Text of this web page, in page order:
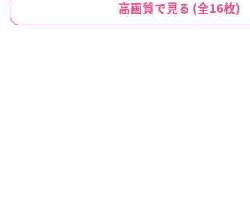
高画質で見る (全16枚)